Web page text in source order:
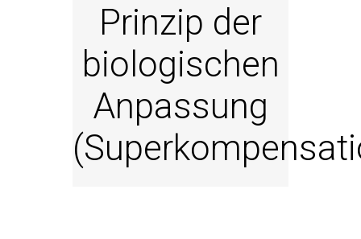
Prinzip der
biologischen
Anpassung